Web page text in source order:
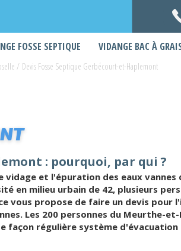
FOSSE SEPTIQUE VIDANGE BAC À
/ Devis Fosse Septique Gerbécourt-et-Haplemont
: pourquoi, par qui ?
et l'épuration des eaux
en milieu urbain de 42, plusieurs
vous propose de faire un devis
Les 200 personnes du Meurthe-
régulière système